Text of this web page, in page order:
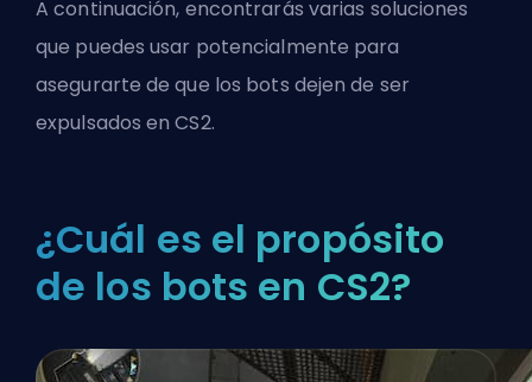
A continuación, encontrarás varias soluciones
que puedes usar potencialmente para
asegurarte de que los bots dejen de ser
expulsados en CS2.
¿Cuál es el propósito
de los bots en CS2?